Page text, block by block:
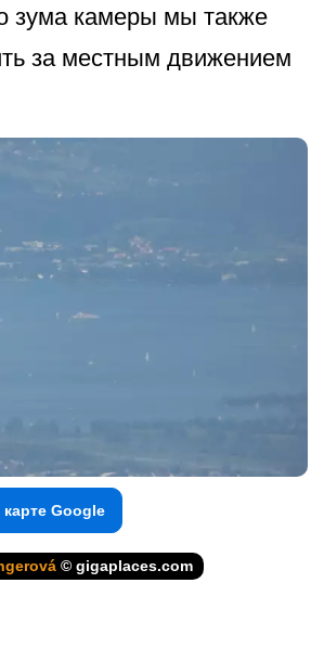
зума камеры мы также
за местным движением
карте Google
© gigaplaces.com